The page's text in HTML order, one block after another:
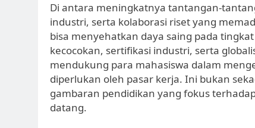
Di antara meningkatnya tantangan-
industri, serta kolaborasi riset yang
bisa menyehatkan daya saing pada
kecocokan, sertifikasi industri, serta
mendukung para mahasiswa dalam
diperlukan oleh pasar kerja. Ini bukan
gambaran pendidikan yang fokus
datang.